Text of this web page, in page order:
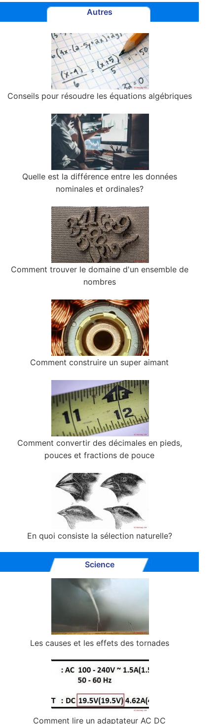
Autres
Conseils pour résoudre les équations algébriques
Quelle est la différence entre les données
nominales et ordinales?
Comment trouver le domaine d'un ensemble de
nombres
Comment construire un super aimant
Comment convertir des décimales en pieds,
pouces et fractions de pouce
En quoi consiste la sélection naturelle?
Science
Les causes et les effets des tornades
Comment lire un adaptateur AC DC